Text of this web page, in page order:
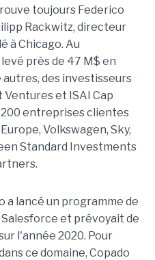
toujours Federico
Rackwitz, directeur
à Chicago. Au
près de 47 M$ en
des investisseurs
Ventures et ISAI Cap
200 entreprises clientes
Volkswagen, Sky,
Standard Investments
a lancé un programme de
et prévoyait de
l'année 2020. Pour
ce domaine, Copado